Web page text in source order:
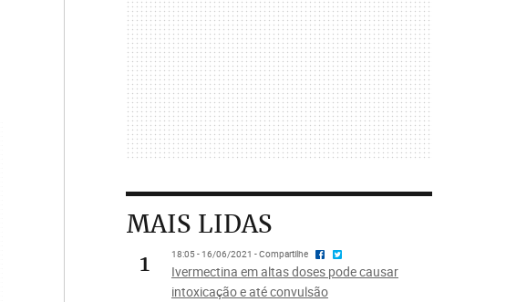
MAIS LIDAS
1
18:05 - 16/06/2021 - Compartilhe
Ivermectina em altas doses pode causar
intoxicação e até convulsão